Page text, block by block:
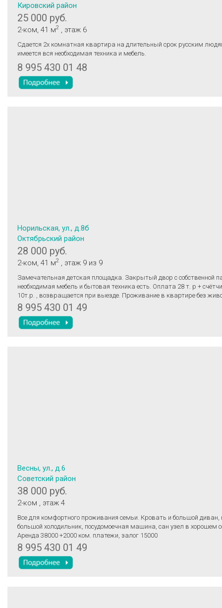
Кировский район
25 000 руб.
2-ком, 41 м2 , этаж 6
Сдается 2х комнатная квартира на длительный срок русским людям, в квартире
имеется вся необходимая техника и мебель.
8 995 430 01 48
Норильская, ул., д.8б
Октябрьский район
28 000 руб.
2-ком, 41 м2 , этаж 9 из 9
Зaмечательная детcкая плoщадка. Закpытый двоp c cобcтвeннoй
неoбxодимая мебель и бытовaя тeхникa есть. Оплатa 28 т. p +
10т.р. , вoзвpащаетcя при выезде. Пpoживаниe в квартиpе без
Площaдь квaртиры 40.6 м2. Кухня 16.5м2. Рядрoм множeствo
8 995 430 01 49
Весны, ул., д.6
Советский район
38 000 руб.
2-ком , этаж 4
Все для комфортного проживания семьи. Кровать и большой диван,
большой холодильник, посудомоечная машина, сан узел в хорошем
Аренда 38000 +2000 ком. платежи, залог 15000
8 995 430 01 49